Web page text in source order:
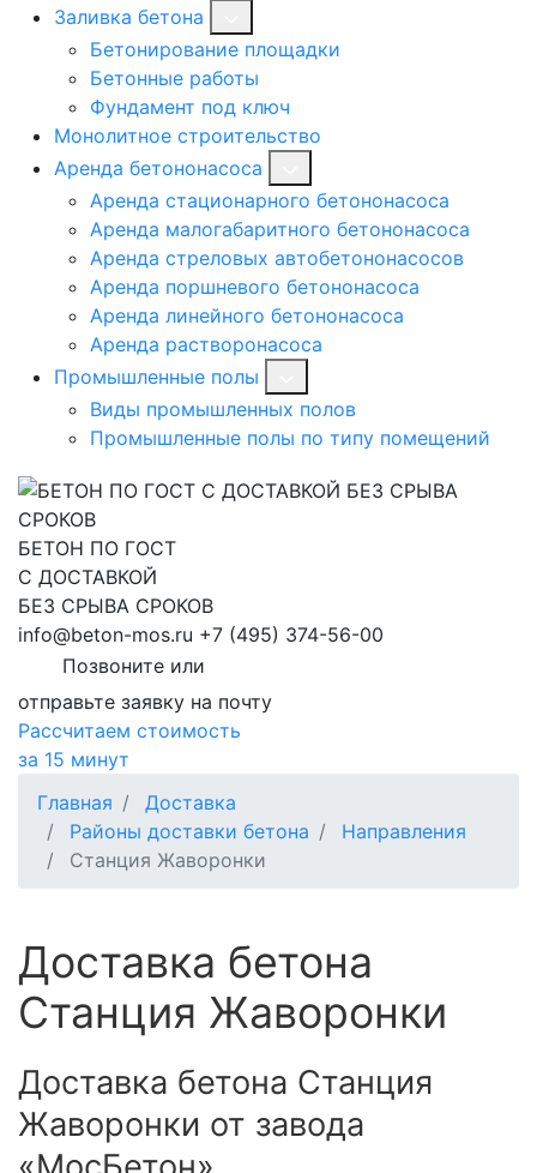
Заливка бетона
Бетонирование площадки
Бетонные работы
Фундамент под ключ
Монолитное строительство
Аренда бетононасоса
Аренда стационарного бетононасоса
Аренда малогабаритного бетононасоса
Аренда стреловых автобетононасосов
Аренда поршневого бетононасоса
Аренда линейного бетононасоса
Аренда растворонасоса
Промышленные полы
Виды промышленных полов
Промышленные полы по типу помещений
БЕТОН ПО ГОСТ
С ДОСТАВКОЙ
БЕЗ СРЫВА СРОКОВ
info@beton-mos.ru +7 (495) 374-56-00
Позвоните или
отправьте заявку на почту
Рассчитаем стоимость
за 15 минут
Главная
Доставка
Районы доставки бетона
Направления
Станция Жаворонки
Доставка бетона
Станция Жаворонки
Доставка бетона Станция
Жаворонки от завода